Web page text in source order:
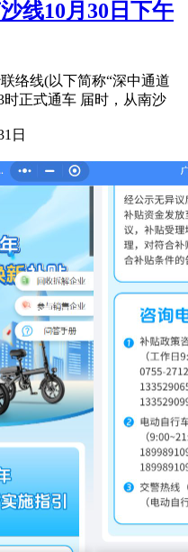
线10月30日下午
络线(以下简称“深中通道
时正式通车 届时，从南沙
日